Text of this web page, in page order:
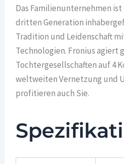
Das Familienunternehmen
dritten Generation
Tradition und Leidenschaft
Technologien. Fronius agiert
Tochtergesellschaften auf 4
weltweiten Vernetzung und
profitieren auch Sie.